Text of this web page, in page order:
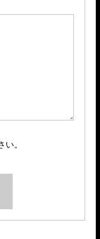
い。